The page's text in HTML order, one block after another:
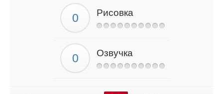
Рисовка
Озвучка